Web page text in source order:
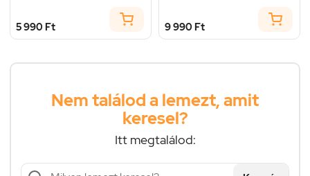
5 990 Ft 9 990 Ft
Nem találod a lemezt, amit
keresel?
Itt megtalálod: